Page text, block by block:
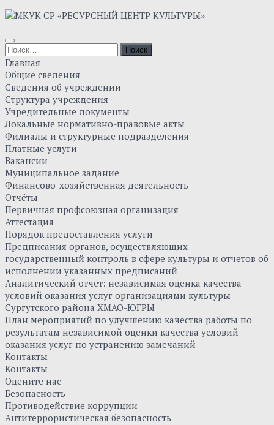
Skip
content
Найти:
Главная
Общие сведения
Сведения об учреждении
Структура учреждения
Учредительные документы
Локальные нормативно-правовые акты
Филиалы и структурные подразделения
Платные услуги
Вакансии
Муниципальное задание
Финансово-хозяйственная деятельность
Отчёты
Первичная профсоюзная организация
Аттестация
Порядок предоставления услуги
Предписания органов, осуществляющих
государственный контроль в сфере культуры и отчетов об
исполнении указанных предписаний
Аналитический отчет: независимая оценка качества
условий оказания услуг организациями культуры
Сургутского района ХМАО-ЮГРЫ
План мероприятий по улучшению качества работы по
результатам независимой оценки качества условий
оказания услуг по устранению замечаний
Контакты
Контакты
Оцените нас
Безопасность
Противодействие коррупции
Антитеррористическая безопасность